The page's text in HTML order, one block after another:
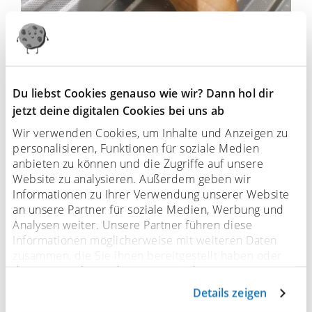
Du liebst Cookies genauso wie wir? Dann hol dir
jetzt deine digitalen Cookies bei uns ab
Wir verwenden Cookies, um Inhalte und Anzeigen zu
personalisieren, Funktionen für soziale Medien
anbieten zu können und die Zugriffe auf unsere
Website zu analysieren. Außerdem geben wir
Informationen zu Ihrer Verwendung unserer Website
an unsere Partner für soziale Medien, Werbung und
Analysen weiter. Unsere Partner führen diese
Informationen möglicherweise mit weiteren Daten
die sie im Rahmen Ihrer Nutzung der Dienste
gesammelt haben. Sofern personenbezogene Daten in
Drittländer übermittelt werden, besteht das Risiko,
Details zeigen